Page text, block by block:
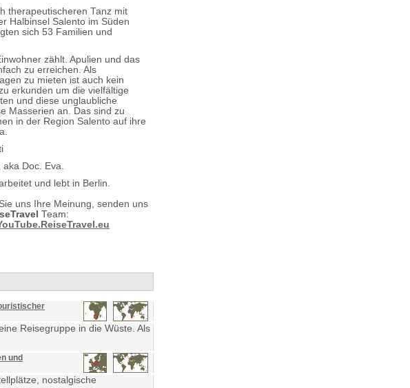
therapeutischeren Tanz mit
Halbinsel Salento im Süden
sich 53 Familien und
zählt. Apulien und das
zu erreichen. Als
zu mieten ist auch kein
erkunden um die vielfältige
und diese unglaubliche
Masserien an. Das sind zu
in der Region Salento auf ihre
, aka Doc. Eva.
und lebt in Berlin.
uns Ihre Meinung, senden uns
Team:
Reisegruppe in die Wüste. Als
und
nostalgische